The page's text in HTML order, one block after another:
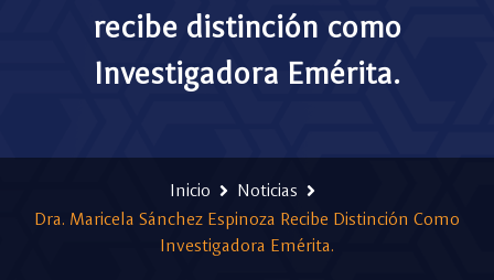
recibe distinción como
Investigadora Emérita.
Inicio
Noticias
Dra. Maricela Sánchez Espinoza Recibe Distinción Como
Investigadora Emérita.